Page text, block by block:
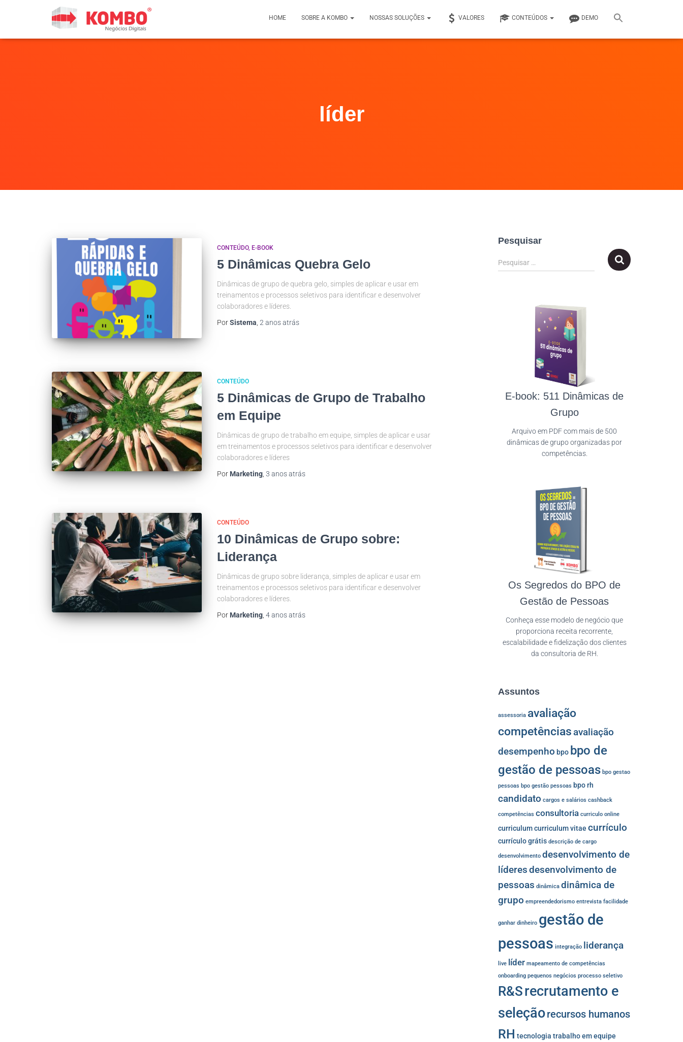
HOME SOBRE A KOMBO NOSSAS SOLUÇÕES VALORES CONTEÚDOS DEMO
líder
CONTEÚDO E-BOOK
5 Dinâmicas Quebra Gelo
Dinâmicas de grupo de quebra gelo, simples de aplicar e usar em
treinamentos e processos seletivos para identificar e desenvolver
colaboradores e líderes.
PorSistema 2 anosatrás
CONTEÚDO
5 Dinâmicas de Grupo de Trabalho
em Equipe
Dinâmicas de grupo de trabalho em equipe, simples de aplicar e usar
em treinamentos e processos seletivos para identificar e desenvolver
colaboradores e líderes
Por Marketing 3 anosatrás
CONTEÚDO
10 Dinâmicas de Grupo sobre:
Liderança
Dinâmicas de grupo sobre liderança, simples de aplicar e usar em
treinamentos e processos seletivos para identificar e desenvolver
colaboradores e líderes.
Por Marketing 4 anosatrás
Pesquisar
Pesquisar …
E-book: 511 Dinâmicas de
Grupo
Arquivo em PDF com mais de 500
dinâmicas de grupo organizadas por
competências.
Os Segredos do BPO de
Gestão de Pessoas
Conheça esse modelo de negócio que
proporciona receita recorrente,
escalabilidade e fidelização dos clientes
da consultoria de RH.
Assuntos
assessoria avaliação
competênciasavaliação
desempenho bpo bpo de
gestão de pessoas bpo gestao
pessoas bpo gestão pessoas bpo rh
candidato cargos e salários cashback
competências consultoria curriculo online
curriculum curriculum vitae currículo
currículo grátis descrição de cargo
desenvolvimento desenvolvimento de
líderesdesenvolvimento de
pessoas dinâmica dinâmica de
grupo empreendedorismo entrevista facilidade
ganhar dinheiro gestão de
pessoas integração liderança
live líder mapeamento de competências
onboarding pequenos negócios processo seletivo
R&Srecrutamento e
seleçãorecursos humanos
RH tecnologia trabalho em equipe